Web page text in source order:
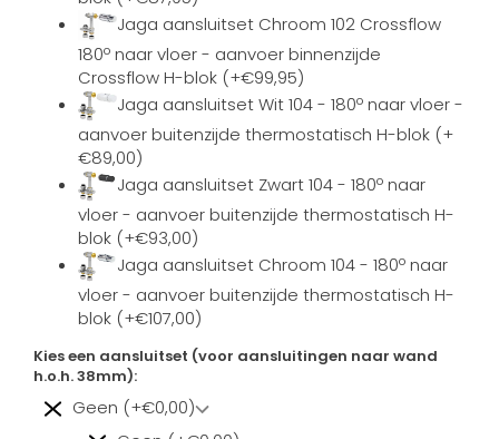
Jaga aansluitset Chroom 102 Crossflow
180º naar vloer - aanvoer binnenzijde
Crossflow H-blok (+€99,95)
Jaga aansluitset Wit 104 - 180º naar vloer -
aanvoer buitenzijde thermostatisch H-blok (+
€89,00)
Jaga aansluitset Zwart 104 - 180º naar
vloer - aanvoer buitenzijde thermostatisch H-
blok (+€93,00)
Jaga aansluitset Chroom 104 - 180º naar
vloer - aanvoer buitenzijde thermostatisch H-
blok (+€107,00)
Kies een aansluitset (voor aansluitingen naar wand
h.o.h. 38mm):
Geen (+€0,00)